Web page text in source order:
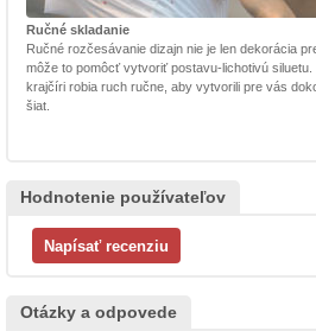
Ručné skladanie
Ručné rozčesávanie dizajn nie je len dekorácia
môže to pomôcť vytvoriť postavu-lichotivú siluetu.
krajčíri robia ruch ručne, aby vytvorili pre vás
šiat.
Hodnotenie používateľov
Otázky a odpovede